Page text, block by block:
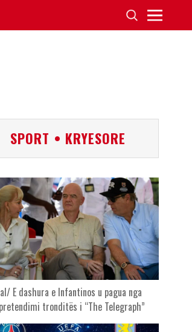
SPORT • KRYESORE
E dashura e Infantinos u pagua nga
pretendimi tronditës i “The Telegraph”